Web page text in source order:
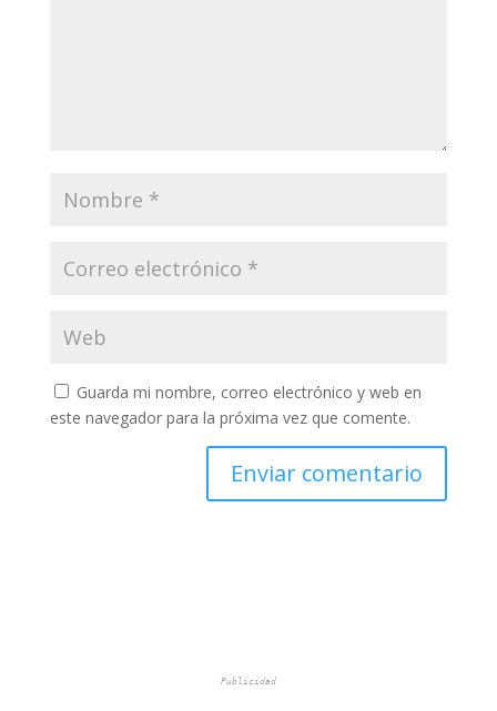
Guarda mi nombre, correo electrónico y web en
este navegador para la próxima vez que comente.
Publicidad